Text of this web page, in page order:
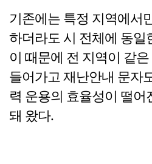
기존에는 특정 지역에서
하더라도 시 전체에 동일
이 때문에 전 지역이 같
들어가고 재난안내 문자
력 운용의 효율성이 떨어
돼 왔다.